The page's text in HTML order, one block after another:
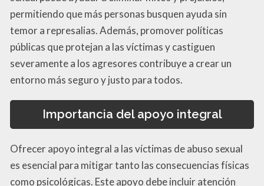
permitiendo que más personas busquen ayuda sin
temor a represalias. Además, promover políticas
públicas que protejan a las víctimas y castiguen
severamente a los agresores contribuye a crear un
entorno más seguro y justo para todos.
Importancia del apoyo integral
Ofrecer apoyo integral a las víctimas de abuso sexual
es esencial para mitigar tanto las consecuencias físicas
como psicológicas. Este apoyo debe incluir atención